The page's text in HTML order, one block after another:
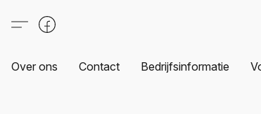
Over ons Contact Bedrijfsinformatie